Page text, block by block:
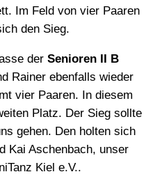
Im Feld von vier Paaren
den Sieg.
der Senioren II B
Rainer ebenfalls wieder
vier Paaren. In diesem
Platz. Der Sieg sollte
gehen. Den holten sich
Kai Aschenbach, unser
Kiel e.V..